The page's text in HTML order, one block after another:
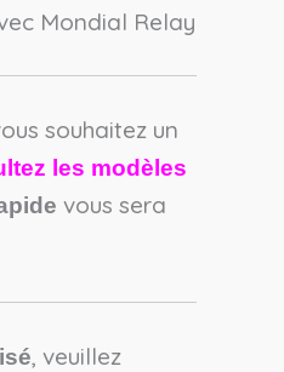
Mondial Relay
souhaitez un
les modèles
vous sera
, veuillez